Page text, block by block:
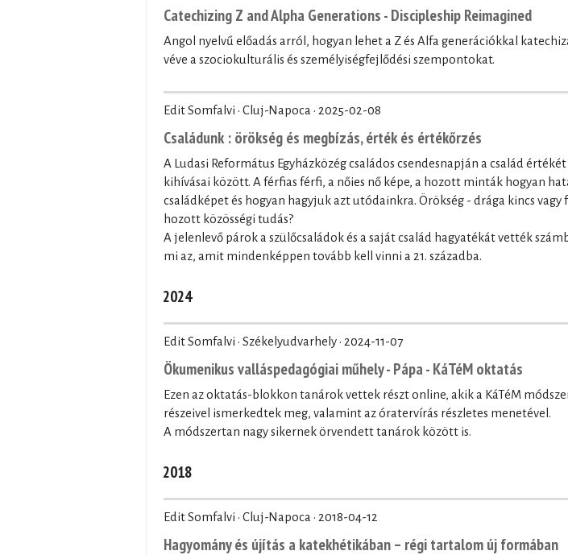
Catechizing Z and Alpha Generations - Discipleship Reimagined
Angol nyelvű előadás arról, hogyan lehet a Z és Alfa generációkkal
véve a szociokulturális és személyiségfejlődési szempontokat.
Edit Somfalvi · Cluj-Napoca · 2025-02-08
Családunk : örökség és megbízás, érték és értékőrzés
A Ludasi Református Egyházközég családos csendesnapján a család
kihívásai között. A férfias férfi, a nőies nő képe, a hozott minták hogyan
családképet és hogyan hagyjuk azt utódainkra. Örökség - drága kincs vagy
hozott közösségi tudás?
A jelenlevő párok a szülőcsaládok és a saját család hagyatékát vették
mi az, amit mindenképpen tovább kell vinni a 21. századba.
2024
Edit Somfalvi · Székelyudvarhely · 2024-11-07
Ökumenikus valláspedagógiai műhely - Pápa - KáTéM oktatás
Ezen az oktatás-blokkon tanárok vettek részt online, akik a KáTéM
részeivel ismerkedtek meg, valamint az óratervírás részletes menetével.
A módszertan nagy sikernek örvendett tanárok között is.
2018
Edit Somfalvi · Cluj-Napoca · 2018-04-12
Hagyomány és újítás a katekhétikában – régi tartalom új formában